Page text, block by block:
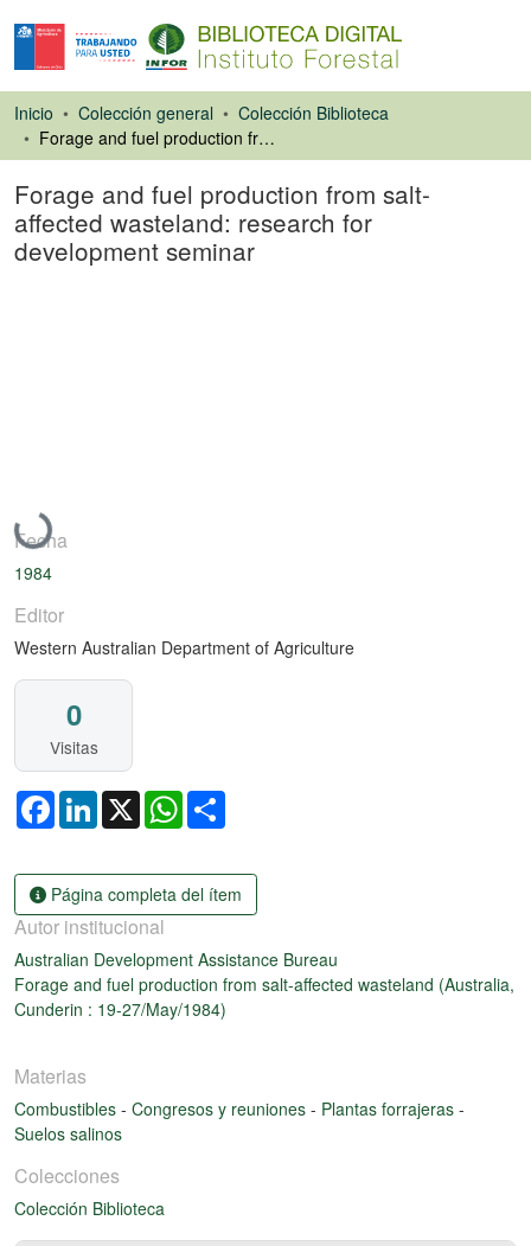
Inicio Colección general
Colección Biblioteca
Forage and fuel production from salt-affected wasteland: research for development seminar
Forage and fuel production from salt-
affected wasteland: research for
development seminar
Cargando...
Fecha
1984
Editor
Western Australian Department of Agriculture
0
Visitas
FacebookLinkedIn
X WhatsApp
Página completa del ítem
Autor institucional
Australian Development Assistance Bureau
Forage and fuel production from salt-affected wasteland (Australia,
Cunderin : 19-27/May/1984)
Materias
Combustibles - Congresos y reuniones - Plantas forrajeras -
Suelos salinos
Colecciones
Colección Biblioteca